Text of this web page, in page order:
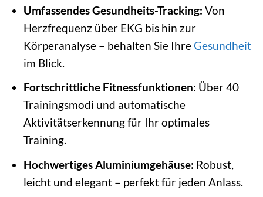
Umfassendes Gesundheits-Tracking: Von
Herzfrequenz über EKG bis hin zur
Körperanalyse – behalten Sie Ihre Gesundheit
im Blick.
Fortschrittliche Fitnessfunktionen: Über 40
Trainingsmodi und automatische
Aktivitätserkennung für Ihr optimales
Training.
Hochwertiges Aluminiumgehäuse: Robust,
leicht und elegant – perfekt für jeden Anlass.